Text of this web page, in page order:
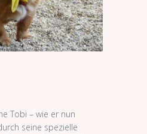
Tobi – wie er nun
seine spezielle